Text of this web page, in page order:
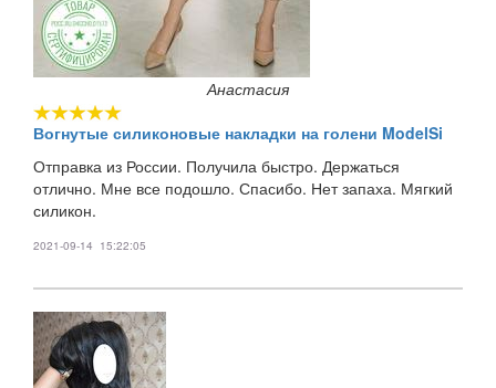
Анастасия
Вогнутые силиконовые накладки на голени ModelSi
Отправка из России. Получила быстро. Держаться
отлично. Мне все подошло. Спасибо. Нет запаха. Мягкий
силикон.
2021-09-14 15:22:05